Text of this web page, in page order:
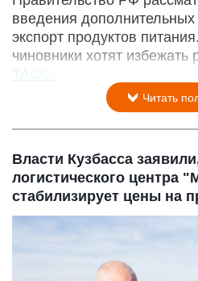
введения дополнительных
экспорт продуктов
чиновники хотят избежать
ТАСС.
Читать
Власти Кузбасса
логистического центра
стабилизирует цены на